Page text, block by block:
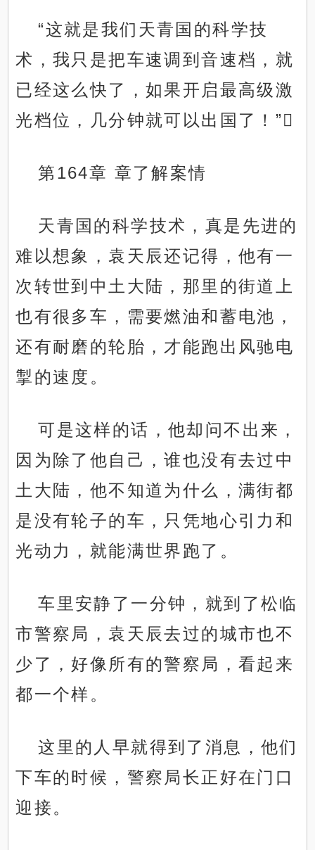
“这就是我们天青国的科学技
术，我只是把车速调到音速档，就
已经这么快了，如果开启最高级激
光档位，几分钟就可以出国了！”
第164章 章了解案情
天青国的科学技术，真是先进的
难以想象，袁天辰还记得，他有一
次转世到中土大陆，那里的街道上
也有很多车，需要燃油和蓄电池，
还有耐磨的轮胎，才能跑出风驰电
掣的速度。
可是这样的话，他却问不出来，
因为除了他自己，谁也没有去过中
土大陆，他不知道为什么，满街都
是没有轮子的车，只凭地心引力和
光动力，就能满世界跑了。
车里安静了一分钟，就到了松临
市警察局，袁天辰去过的城市也不
少了，好像所有的警察局，看起来
都一个样。
这里的人早就得到了消息，他们
下车的时候，警察局长正好在门口
迎接。